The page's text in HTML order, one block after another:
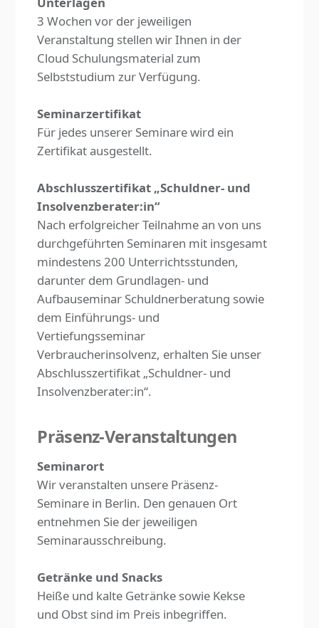
3 Wochen vor der jeweiligen
Veranstaltung stellen wir Ihnen in der
Cloud Schulungsmaterial zum
Selbststudium zur Verfügung.
Seminarzertifikat
Für jedes unserer Seminare wird ein
Zertifikat ausgestellt.
Abschlusszertifikat „Schuldner- und
Insolvenzberater:in“
Nach erfolgreicher Teilnahme an von uns
durchgeführten Seminaren mit insgesamt
mindestens 200 Unterrichtsstunden,
darunter dem Grundlagen- und
Aufbauseminar Schuldnerberatung sowie
dem Einführungs- und
Vertiefungsseminar
Verbraucherinsolvenz, erhalten Sie unser
Abschlusszertifikat „Schuldner- und
Insolvenzberater:in“.
Präsenz-Veranstaltungen
Seminarort
Wir veranstalten unsere Präsenz-
Seminare in Berlin. Den genauen Ort
entnehmen Sie der jeweiligen
Seminarausschreibung.
Getränke und Snacks
Heiße und kalte Getränke sowie Kekse
und Obst sind im Preis inbegriffen.